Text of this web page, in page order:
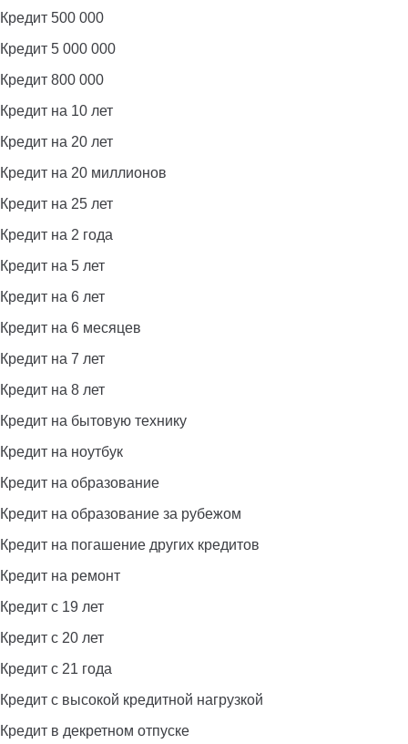
Кредит 500 000
Кредит 5 000 000
Кредит 800 000
Кредит на 10 лет
Кредит на 20 лет
Кредит на 20 миллионов
Кредит на 25 лет
Кредит на 2 года
Кредит на 5 лет
Кредит на 6 лет
Кредит на 6 месяцев
Кредит на 7 лет
Кредит на 8 лет
Кредит на бытовую технику
Кредит на ноутбук
Кредит на образование
Кредит на образование за рубежом
Кредит на погашение других кредитов
Кредит на ремонт
Кредит с 19 лет
Кредит с 20 лет
Кредит с 21 года
Кредит с высокой кредитной нагрузкой
Кредит в декретном отпуске